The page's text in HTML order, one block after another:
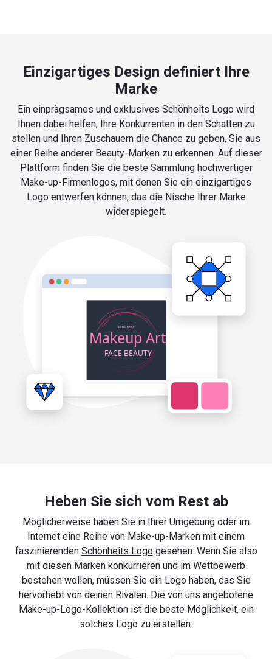
Einzigartiges Design definiert Ihre
Marke
Ein einprägsames und exklusives Schönheits Logo wird
Ihnen dabei helfen, Ihre Konkurrenten in den Schatten zu
stellen und Ihren Zuschauern die Chance zu geben, Sie aus
einer Reihe anderer Beauty-Marken zu erkennen. Auf dieser
Plattform finden Sie die beste Sammlung hochwertiger
Make-up-Firmenlogos, mit denen Sie ein einzigartiges
Logo entwerfen können, das die Nische Ihrer Marke
widerspiegelt.
Heben Sie sich vom Rest ab
Möglicherweise haben Sie in Ihrer Umgebung oder im
Internet eine Reihe von Make-up-Marken mit einem
faszinierenden Schönheits Logogesehen. Wenn Sie also
mit diesen Marken konkurrieren und im Wettbewerb
bestehen wollen, müssen Sie ein Logo haben, das Sie
hervorhebt von deinen Rivalen. Die von uns angebotene
Make-up-Logo-Kollektion ist die beste Möglichkeit, ein
solches Logo zu erstellen.